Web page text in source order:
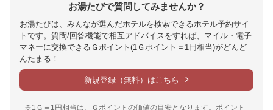
お湯たびで質問してみませんか？
お湯たびは、みんなが選んだホテルを検索できるホテル予約サイ
トです。質問/回答機能で相互アドバイスをすれば、マイル・電子
マネーに交換できるＧポイント(1Ｇポイント＝1円相当)がどんど
んたまる！
新規登録（無料）はこちら
※1Ｇ＝1円相当は、Ｇポイントの価値の目安となります。ポイント